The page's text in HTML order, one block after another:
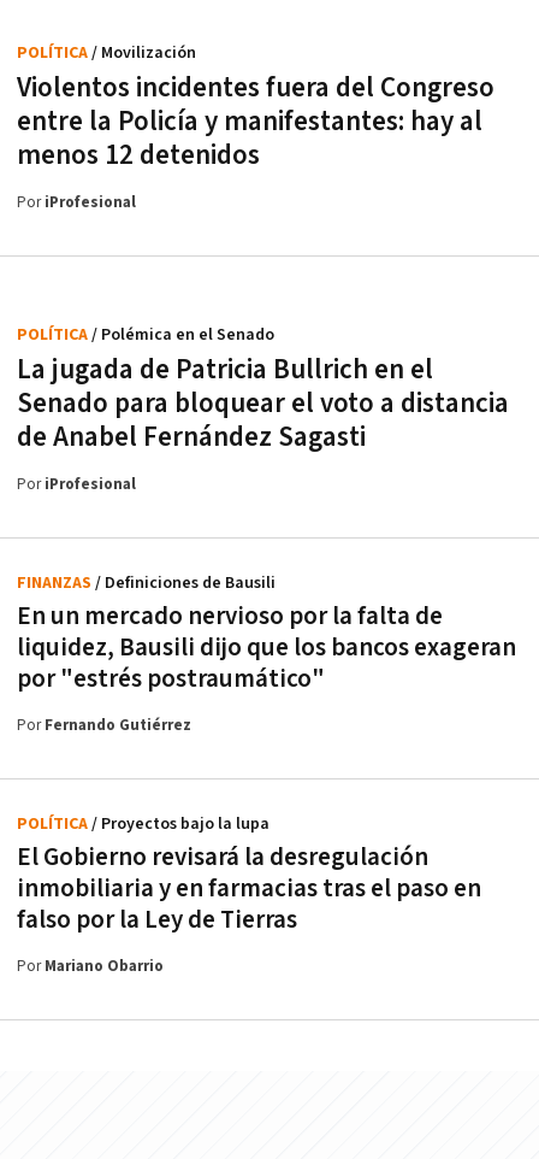
Violentos incidentes fuera del Congreso
entre la Policía y manifestantes: hay al
menos 12 detenidos
POLÍTICA/ Movilización
PoriProfesional
La jugada de Patricia Bullrich en el
Senado para bloquear el voto a distancia
de Anabel Fernández Sagasti
POLÍTICA/ Polémica en el Senado
PoriProfesional
En un mercado nervioso por la falta de
liquidez, Bausili dijo que los bancos exageran
por "estrés postraumático"
FINANZAS / Definiciones de Bausili
PorFernando Gutiérrez
El Gobierno revisará la desregulación
inmobiliaria y en farmacias tras el paso en
falso por la Ley de Tierras
POLÍTICA/ Proyectos bajo la lupa
PorMariano Obarrio